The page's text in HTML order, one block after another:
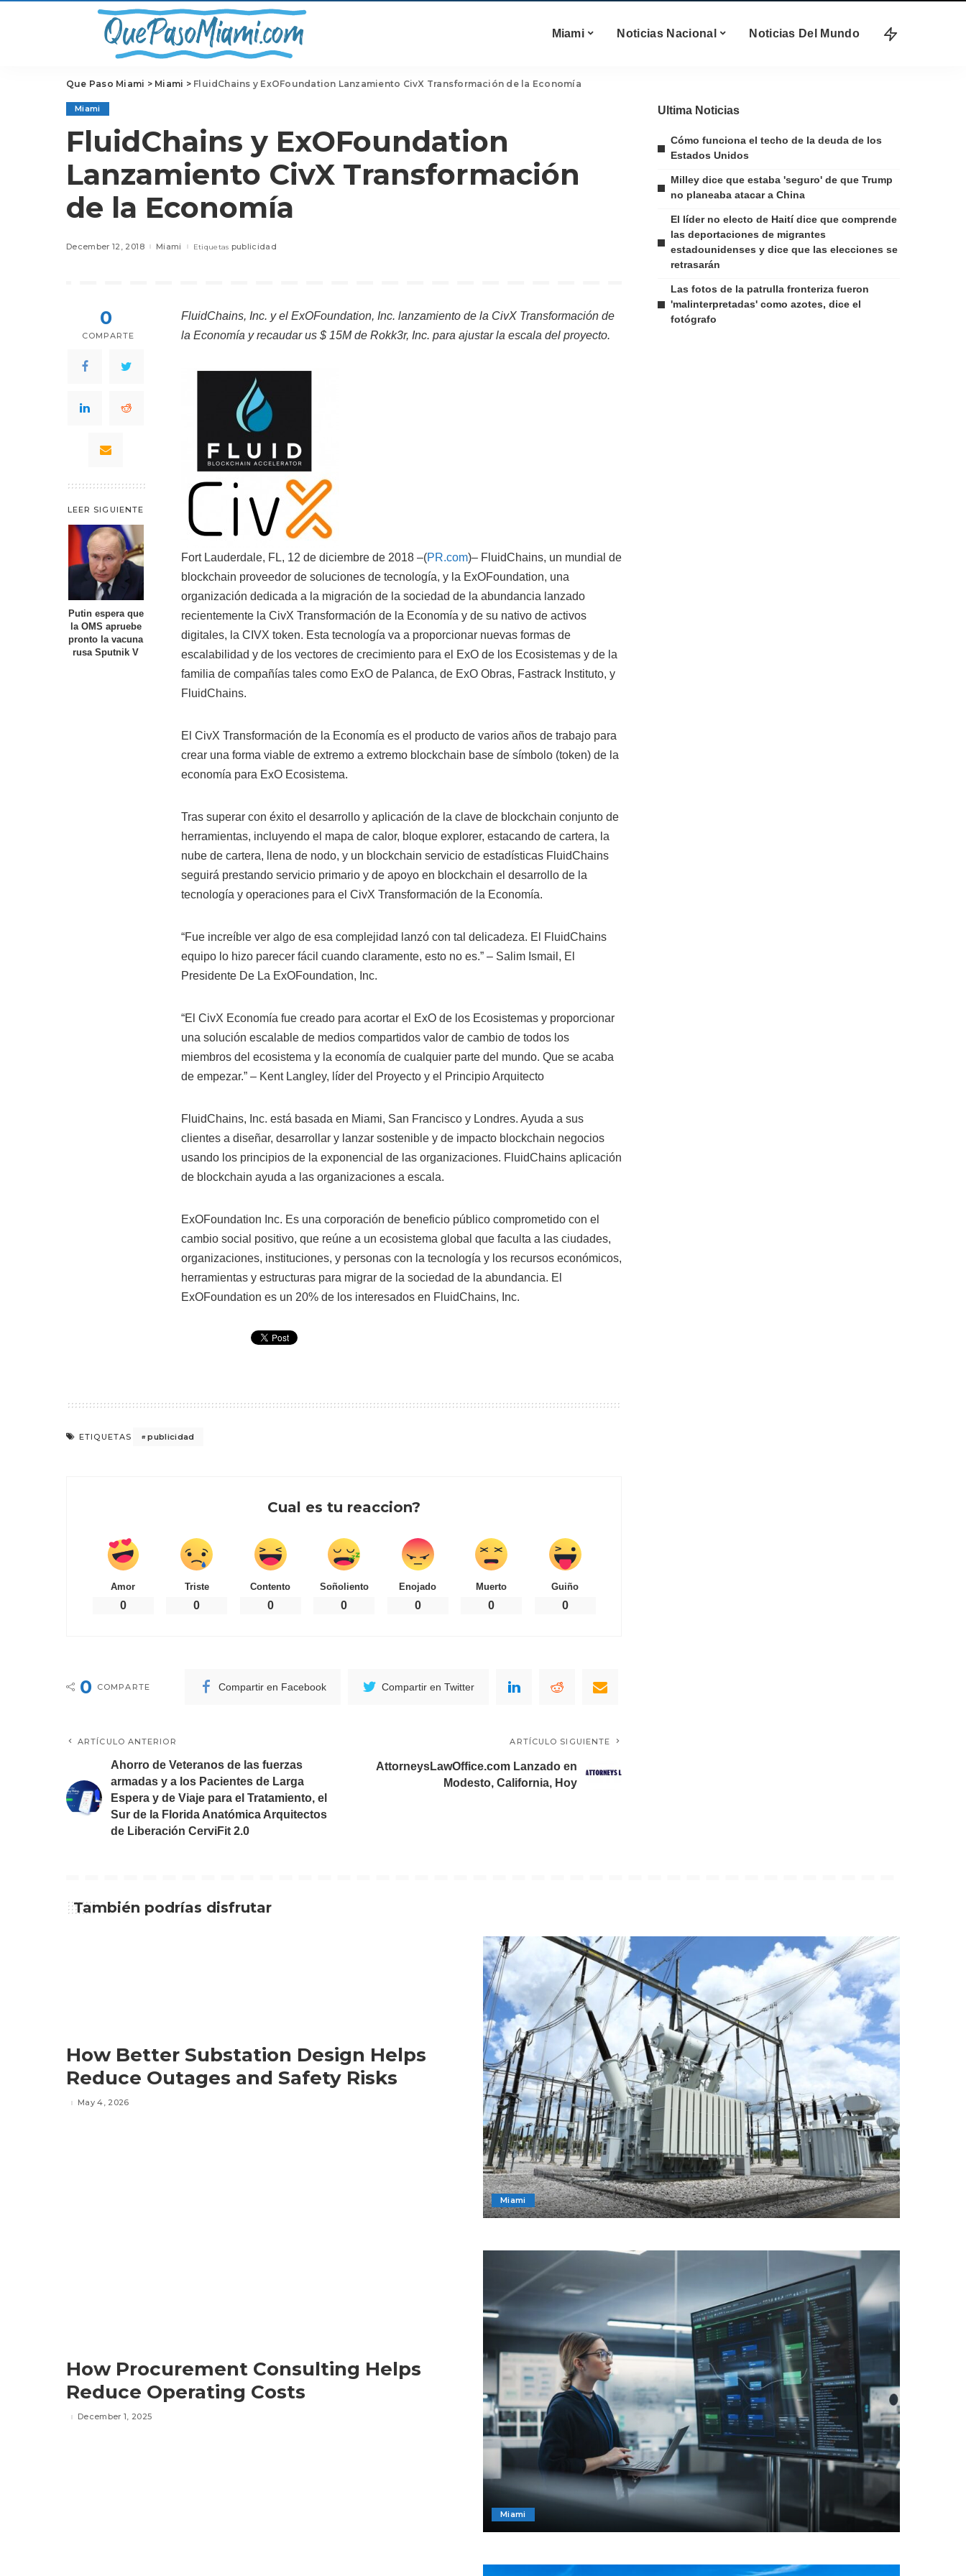
Miami Noticias Nacional Noticias Del Mundo
Que Paso Miami > Miami > FluidChains y ExOFoundation Lanzamiento CivX Transformación de la Economía
Miami
FluidChains y ExOFoundation
Lanzamiento CivX Transformación
de la Economía
December 12, 2018 Miami Etiquetas publicidad
0
COMPARTE
LEER SIGUIENTE
Putin espera que
la OMS apruebe
pronto la vacuna
rusa Sputnik V
FluidChains, Inc. y el ExOFoundation, Inc. lanzamiento de la CivX Transformación de
la Economía y recaudar us $ 15M de Rokk3r, Inc. para ajustar la escala del proyecto.
Fort Lauderdale, FL, 12 de diciembre de 2018 –(PR.com)– FluidChains, un mundial de
blockchain proveedor de soluciones de tecnología, y la ExOFoundation, una
organización dedicada a la migración de la sociedad de la abundancia lanzado
recientemente la CivX Transformación de la Economía y de su nativo de activos
digitales, la CIVX token. Esta tecnología va a proporcionar nuevas formas de
escalabilidad y de los vectores de crecimiento para el ExO de los Ecosistemas y de la
familia de compañías tales como ExO de Palanca, de ExO Obras, Fastrack Instituto, y
FluidChains.
El CivX Transformación de la Economía es el producto de varios años de trabajo para
crear una forma viable de extremo a extremo blockchain base de símbolo (token) de la
economía para ExO Ecosistema.
Tras superar con éxito el desarrollo y aplicación de la clave de blockchain conjunto de
herramientas, incluyendo el mapa de calor, bloque explorer, estacando de cartera, la
nube de cartera, llena de nodo, y un blockchain servicio de estadísticas FluidChains
seguirá prestando servicio primario y de apoyo en blockchain el desarrollo de la
tecnología y operaciones para el CivX Transformación de la Economía.
“Fue increíble ver algo de esa complejidad lanzó con tal delicadeza. El FluidChains
equipo lo hizo parecer fácil cuando claramente, esto no es.” – Salim Ismail, El
Presidente De La ExOFoundation, Inc.
“El CivX Economía fue creado para acortar el ExO de los Ecosistemas y proporcionar
una solución escalable de medios compartidos valor de cambio de todos los
miembros del ecosistema y la economía de cualquier parte del mundo. Que se acaba
de empezar.” – Kent Langley, líder del Proyecto y el Principio Arquitecto
FluidChains, Inc. está basada en Miami, San Francisco y Londres. Ayuda a sus
clientes a diseñar, desarrollar y lanzar sostenible y de impacto blockchain negocios
usando los principios de la exponencial de las organizaciones. FluidChains aplicación
de blockchain ayuda a las organizaciones a escala.
ExOFoundation Inc. Es una corporación de beneficio público comprometido con el
cambio social positivo, que reúne a un ecosistema global que faculta a las ciudades,
organizaciones, instituciones, y personas con la tecnología y los recursos económicos,
herramientas y estructuras para migrar de la sociedad de la abundancia. El
ExOFoundation es un 20% de los interesados en FluidChains, Inc.
ETIQUETAS publicidad
Cual es tu reaccion?
Amor
0
Triste
0
Contento
0
Soñoliento
0
Enojado
0
Muerto
0
Guiño
0
0 COMPARTE Compartir en Facebook Compartir en Twitter
ARTÍCULO ANTERIOR
Ahorro de Veteranos de las fuerzas
armadas y a los Pacientes de Larga
Espera y de Viaje para el Tratamiento, el
Sur de la Florida Anatómica Arquitectos
de Liberación CerviFit 2.0
ARTÍCULO SIGUIENTE
AttorneysLawOffice.com Lanzado en
Modesto, California, Hoy
Ultima Noticias
Cómo funciona el techo de la deuda de los
Estados Unidos
Milley dice que estaba 'seguro' de que Trump
no planeaba atacar a China
El líder no electo de Haití dice que comprende
las deportaciones de migrantes
estadounidenses y dice que las elecciones se
retrasarán
Las fotos de la patrulla fronteriza fueron
'malinterpretadas' como azotes, dice el
fotógrafo
También podrías disfrutar
Miami
How Better Substation Design Helps
Reduce Outages and Safety Risks
May 4, 2026
Miami
How Procurement Consulting Helps
Reduce Operating Costs
December 1, 2025